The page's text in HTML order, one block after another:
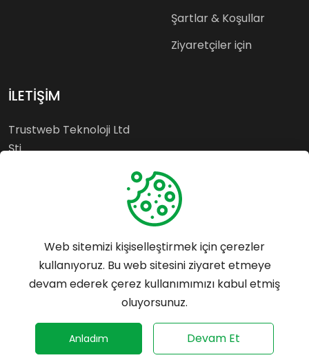
Şartlar & Koşullar
Ziyaretçiler için
İLETİŞİM
Trustweb Teknoloji Ltd
Şti.
Whatsapp: 0542 699 55
Tel: 0542 699 55 64
destek@trustrank.com.tr
0859153361900001
Trustrank - Her hakkı saklıdır.
Web sitemizi kişiselleştirmek için çerezler
kullanıyoruz. Bu web sitesini ziyaret etmeye
devam ederek çerez kullanımımızı kabul etmiş
oluyorsunuz.
Anladım Devam Et